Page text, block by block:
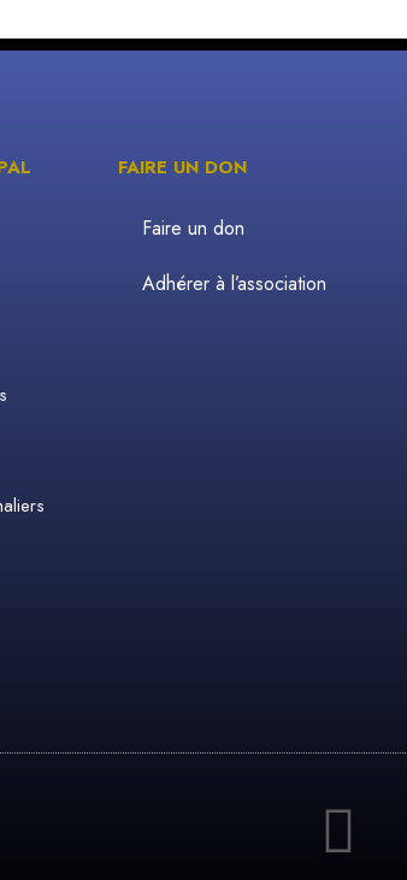
FAIRE UN DON
Faire un don
Adhérer à l’association